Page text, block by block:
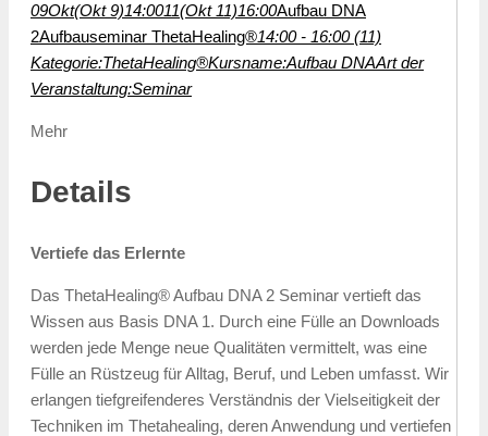
09Okt(Okt 9)14:0011(Okt 11)16:00Aufbau DNA
2Aufbauseminar ThetaHealing®14:00 - 16:00 (11)
Kategorie:ThetaHealing®Kursname:Aufbau DNAArt der
Veranstaltung:Seminar
Mehr
Details
Vertiefe das Erlernte
Das ThetaHealing® Aufbau DNA 2 Seminar vertieft das
Wissen aus Basis DNA 1. Durch eine Fülle an Downloads
werden jede Menge neue Qualitäten vermittelt, was eine
Fülle an Rüstzeug für Alltag, Beruf, und Leben umfasst. Wir
erlangen tiefgreifenderes Verständnis der Vielseitigkeit der
Techniken im Thetahealing, deren Anwendung und vertiefen